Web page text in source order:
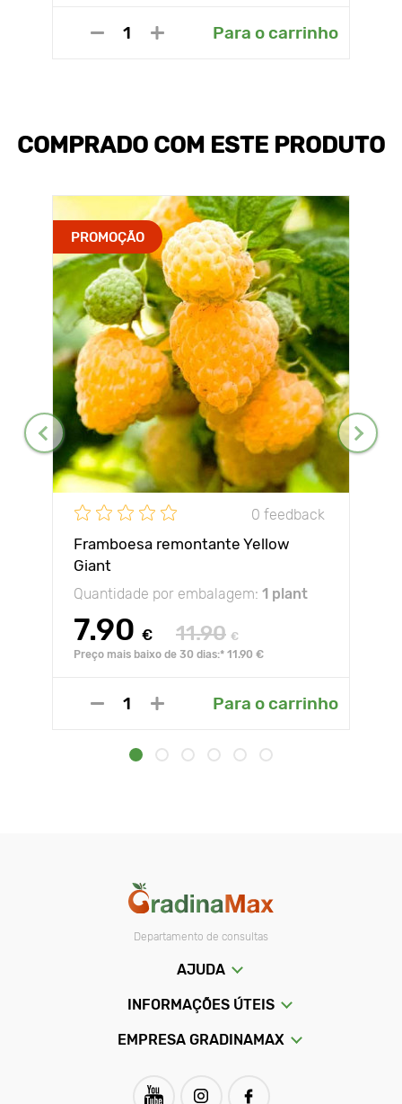
Para o carrinho
COMPRADO COM ESTE PRODUTO
PROMOÇÃO
0 feedback
Framboesa remontante Yellow
Giant
Quantidade por embalagem: 1 plant
7.90 € 11.90 €
Preço mais baixo de 30 dias:* 11.90 €
Para o carrinho
Departamento de consultas
AJUDA
INFORMAÇÕES ÚTEIS
EMPRESA GRADINAMAX